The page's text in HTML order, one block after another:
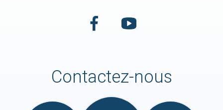
Contactez-nous